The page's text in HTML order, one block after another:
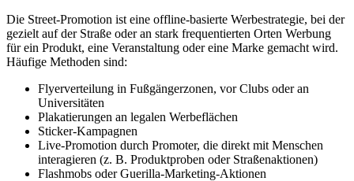
Die Street-Promotion ist eine offline-basierte Werbestrategie, bei der
gezielt auf der Straße oder an stark frequentierten Orten Werbung
für ein Produkt, eine Veranstaltung oder eine Marke gemacht wird.
Häufige Methoden sind:
Flyerverteilung in Fußgängerzonen, vor Clubs oder an
Universitäten
Plakatierungen an legalen Werbeflächen
Sticker-Kampagnen
Live-Promotion durch Promoter, die direkt mit Menschen
interagieren (z. B. Produktproben oder Straßenaktionen)
Flashmobs oder Guerilla-Marketing-Aktionen